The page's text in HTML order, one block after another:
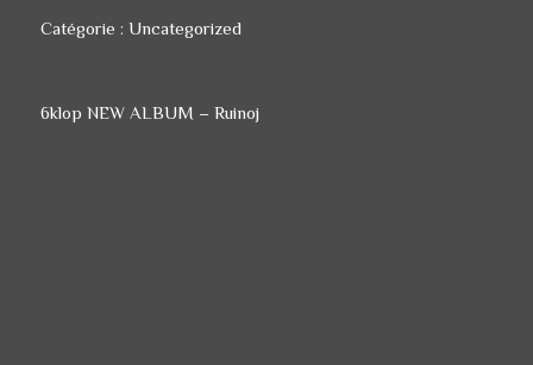
Catégorie :Uncategorized
6klop NEW ALBUM – Ruinoj